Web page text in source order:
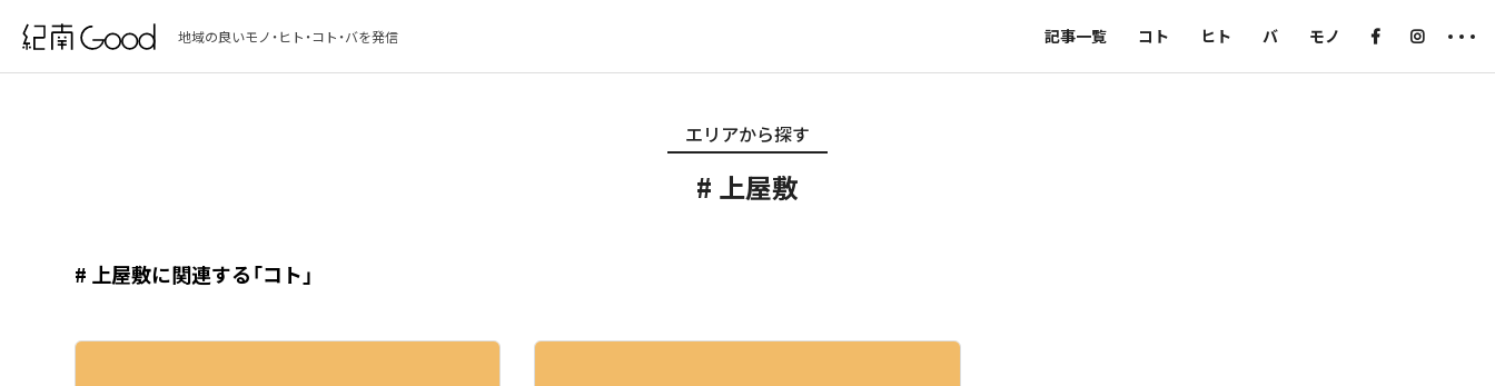
地域の良いモノ・ヒト・コト・バを発信 記事一覧 コト ヒト バ モノ
エリアから探す
上屋敷
# 上屋敷に関連する「コト」